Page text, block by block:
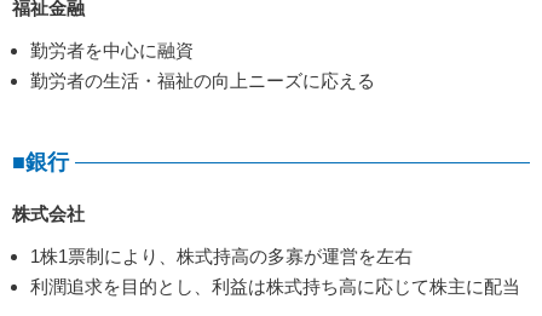
福祉金融
勤労者を中心に融資
勤労者の生活・福祉の向上ニーズに応える
■銀行
株式会社
1株1票制により、株式持高の多寡が運営を左右
利潤追求を目的とし、利益は株式持ち高に応じて株主に配当